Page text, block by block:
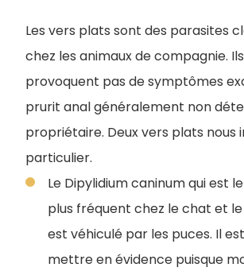
Les vers plats sont des parasites
chez les animaux de compagnie.
provoquent pas de symptômes
prurit anal généralement non
propriétaire. Deux vers plats nous
particulier.
Le Dipylidium caninum qui est
plus fréquent chez le chat et
est véhiculé par les puces. Il
mettre en évidence puisque